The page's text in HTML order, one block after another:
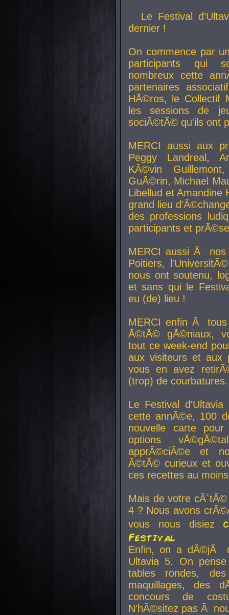
Le Festival
dernier !
On commence par
participants qui
nombreux cette
partenaires
HÃ©ros, le Collectif
les sessions de
sociÃ©tÃ© qu'ils ont
MERCI aussi aux
Peggy Landreal,
KÃ©vin
GuÃ©rin, Michael
Libellud et Amandine
grand lieu
des professions
participants et
MERCI aussi Ã nos
Poitiers,
nous ont soutenu,
et sans qui le
eu (de) lieu !
MERCI enfin Ã
Ã©tÃ© gÃ©niaux,
tout ce week-end
aux visiteurs et aux
vous en avez
(trop) de courbatures.
Le Festival
cette annÃ©e, 100
nouvelle carte
options
apprÃ©ciÃ©e et
Ã©tÃ© curieux et
ces recettes au
Mais de votre
4 ? Nous avons
vous nous disiez
Festival
Enfin, on a dÃ©jÃ
Ultavia 5. On
tables rondes,
maquillages, des
concours de
N'hÃ©sitez pas Ã